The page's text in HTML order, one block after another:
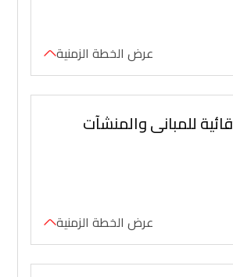
عرض الخطة الزمنية
للمباني والمنشآت
عرض الخطة الزمنية